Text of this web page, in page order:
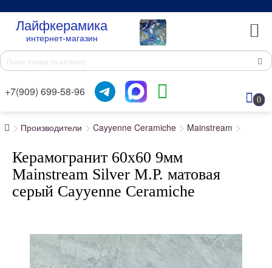
Лайфкерамика
интернет-магазин
+7(909) 699-58-96
0
Производители Cayyenne Ceramiche Mainstream
Керамогранит 60x60 9мм
Mainstream Silver M.P. матовая
серый Cayyenne Ceramiche